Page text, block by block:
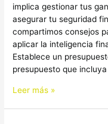
implica gestionar tus
asegurar tu seguridad
compartimos consejos
aplicar la inteligencia
Establece un
presupuesto que
Leer más »